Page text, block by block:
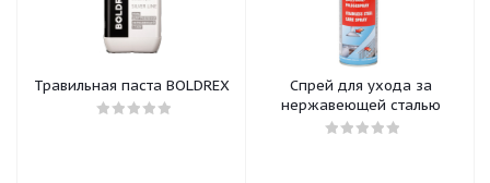
Травильная паста BOLDREX
Спрей для ухода за
нержавеющей сталью